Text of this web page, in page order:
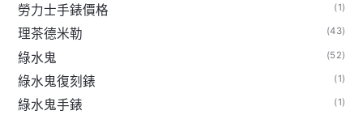
勞力士手錶價格 (1)
理茶德米勒 (43)
綠水鬼 (52)
綠水鬼復刻錶 (1)
綠水鬼手錶 (1)